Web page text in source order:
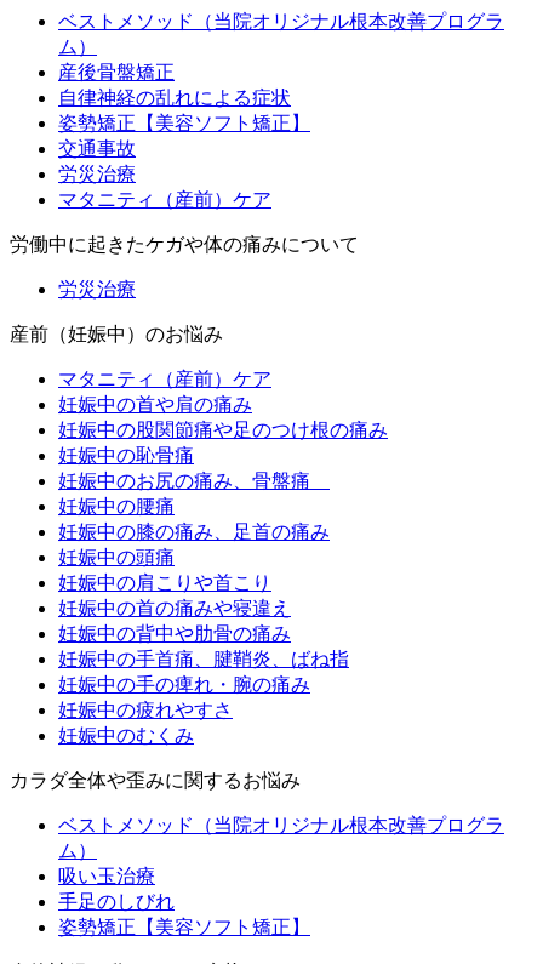
ベストメソッド（当院オリジナル根本改善プログラ
ム）
産後骨盤矯正
自律神経の乱れによる症状
姿勢矯正【美容ソフト矯正】
交通事故
労災治療
マタニティ（産前）ケア
労働中に起きたケガや体の痛みについて
労災治療
産前（妊娠中）のお悩み
マタニティ（産前）ケア
妊娠中の首や肩の痛み
妊娠中の股関節痛や足のつけ根の痛み
妊娠中の恥骨痛
妊娠中のお尻の痛み、骨盤痛
妊娠中の腰痛
妊娠中の膝の痛み、足首の痛み
妊娠中の頭痛
妊娠中の肩こりや首こり
妊娠中の首の痛みや寝違え
妊娠中の背中や肋骨の痛み
妊娠中の手首痛、腱鞘炎、ばね指
妊娠中の手の痺れ・腕の痛み
妊娠中の疲れやすさ
妊娠中のむくみ
カラダ全体や歪みに関するお悩み
ベストメソッド（当院オリジナル根本改善プログラ
ム）
吸い玉治療
手足のしびれ
姿勢矯正【美容ソフト矯正】